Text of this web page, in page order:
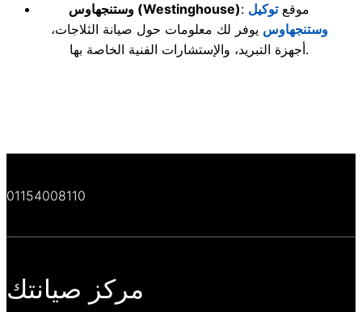
(Westinghouse) : موقعتوكيل
وستنجهاوس يوفر لك معلومات حول صيانة الثلاجات،
أجهزة التبريد، والإستشارات الفنية الخاصة بها.
01154008110
مركز صيانتك